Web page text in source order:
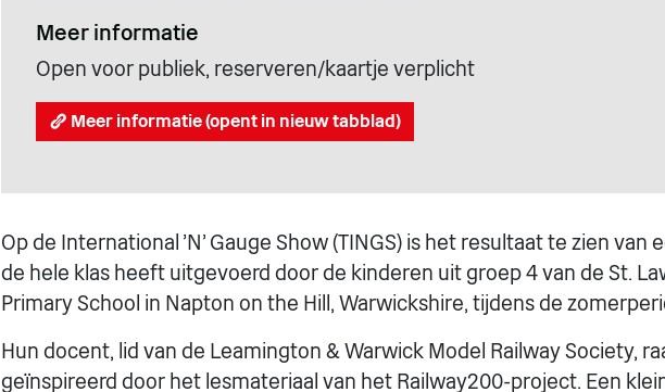
Meer informatie
Open voor publiek, reserveren/kaartje verplicht
Meer informatie (opent in nieuw tabblad)
Op de International 'N' Gauge Show (TINGS) is het resultaat te zien van
de hele klas heeft uitgevoerd door de kinderen uit groep 4 van de St.
Primary School in Napton on the Hill, Warwickshire, tijdens de
Hun docent, lid van de Leamington & Warwick Model Railway Society,
geïnspireerd door het lesmateriaal van het Railway200-project. Een